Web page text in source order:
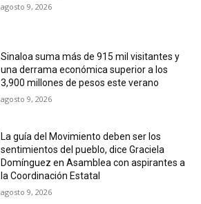
agosto 9, 2026
Sinaloa suma más de 915 mil visitantes y
una derrama económica superior a los
3,900 millones de pesos este verano
agosto 9, 2026
La guía del Movimiento deben ser los
sentimientos del pueblo, dice Graciela
Domínguez en Asamblea con aspirantes a
la Coordinación Estatal
agosto 9, 2026